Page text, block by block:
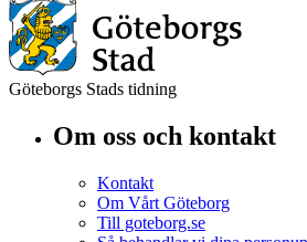
Göteborgs Stads tidning
Om oss och kontakt
Kontakt
Om Vårt Göteborg
Till goteborg.se